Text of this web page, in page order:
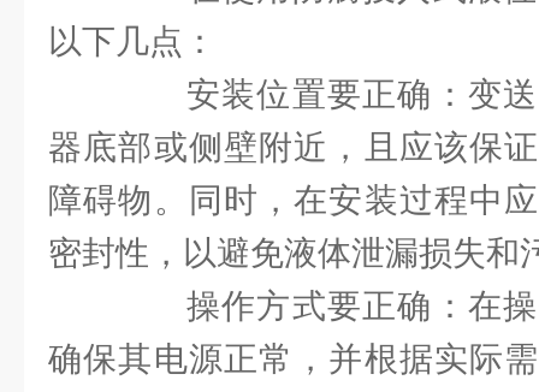
以下几点：
安装位置要正确：变送
器底部或侧壁附近，且应该保
障碍物。同时，在安装过程中
密封性，以避免液体泄漏损失和
操作方式要正确：在操
确保其电源正常，并根据实际